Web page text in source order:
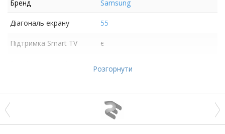
Бренд Samsung
Діагональ екрану 55
Підтримка Smart TV є
Розгорнути